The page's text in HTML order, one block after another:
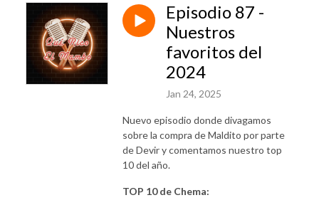
Episodio 87 -
Nuestros
favoritos del
2024
Jan 24, 2025
Nuevo episodio donde divagamos
sobre la compra de Maldito por parte
de Devir y comentamos nuestro top
10 del año.
TOP 10 de Chema: